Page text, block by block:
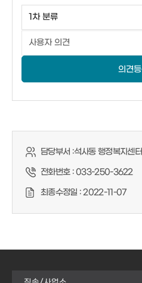
의견
담당부서 :석사동 행정복지센터
전화번호 :033-250-3622
최종수정일 :2022-11-07